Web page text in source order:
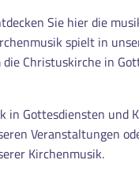
Sie hier die
spielt in
Christuskirche in
in Gottesdiensten und
Veranstaltungen
Kirchenmusik.